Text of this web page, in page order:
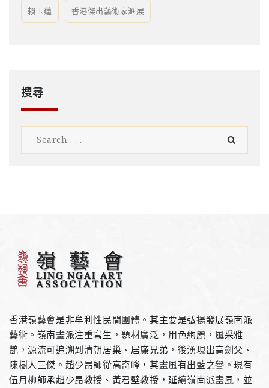
賴玉蓮 香港傑出藝術家滙展
搜尋
香港嶺藝會是非牟利性民間團體。其主要是弘揚發展嶺南派
藝術。嶺南畫派注重寫生，題材廣泛，用色絢麗，風采雅
艷，源流可追溯到清朝居巢、居廉兄弟，後湧現出高劍父、
陳樹人三傑。趙少昂師從高奇峰，其畫風有出藍之譽。現有
伍月柳師承趙少昂教授、黃君壁教授，延續嶺南派畫風，並